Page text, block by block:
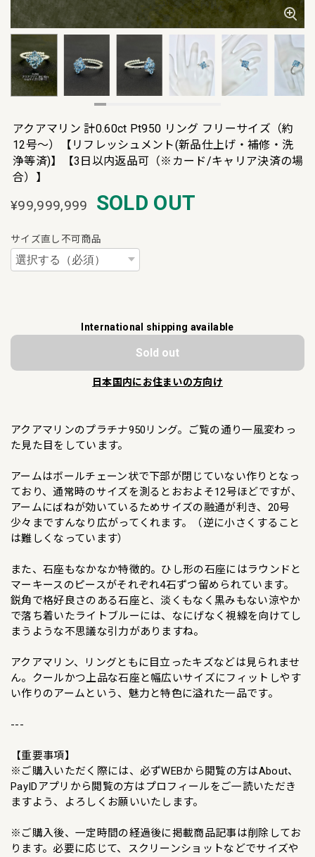
アクアマリン 計0.60ct Pt950 リング フリーサイズ（約
12号～）【リフレッシュメント(新品仕上げ・補修・洗
浄等済)】【3日以内返品可（※カード/キャリア決済の場
合）】
¥99,999,999 SOLD OUT
サイズ直し不可商品
International shipping available
Sold out
日本国内にお住まいの方向け
アクアマリンのプラチナ950リング。ご覧の通り一風変わっ
た見た目をしています。
アームはボールチェーン状で下部が閉じていない作りとなっ
ており、通常時のサイズを測るとおおよそ12号ほどですが、
アームにばねが効いているためサイズの融通が利き、20号
少々まですんなり広がってくれます。（逆に小さくすること
は難しくなっています）
また、石座もなかなか特徴的。ひし形の石座にはラウンドと
マーキースのピースがそれぞれ4石ずつ留められています。
鋭角で格好良さのある石座と、淡くもなく黒みもない涼やか
で落ち着いたライトブルーには、なにげなく視線を向けてし
まうような不思議な引力がありますね。
アクアマリン、リングともに目立ったキズなどは見られませ
ん。クールかつ上品な石座と幅広いサイズにフィットしやす
い作りのアームという、魅力と特色に溢れた一品です。
---
【重要事項】
※ご購入いただく際には、必ずWEBから閲覧の方はAbout、
PayIDアプリから閲覧の方はプロフィールをご一読いただき
ますよう、よろしくお願いいたします。
※ご購入後、一定時間の経過後に掲載商品記事は削除してお
ります。必要に応じて、スクリーンショットなどでサイズや